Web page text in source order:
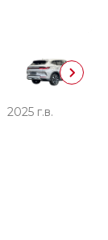
2025 г.в.